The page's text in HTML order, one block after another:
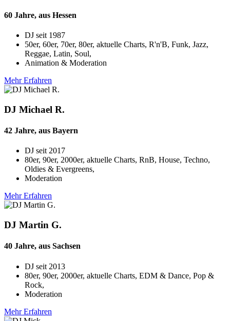
60 Jahre, aus Hessen
DJ seit 1987
50er, 60er, 70er, 80er, aktuelle Charts, R'n'B, Funk, Jazz,
Reggae, Latin, Soul,
Animation & Moderation
Mehr Erfahren
DJ Michael R.
42 Jahre, aus Bayern
DJ seit 2017
80er, 90er, 2000er, aktuelle Charts, RnB, House, Techno,
Oldies & Evergreens,
Moderation
Mehr Erfahren
DJ Martin G.
40 Jahre, aus Sachsen
DJ seit 2013
80er, 90er, 2000er, aktuelle Charts, EDM & Dance, Pop &
Rock,
Moderation
Mehr Erfahren